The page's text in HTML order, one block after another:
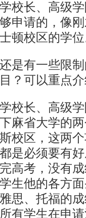
长、高级学
申请的，像
顿校区的学
有一些限制
？可以重点
长、高级学
麻省大学的
校区，这两
是必须要有
高考，没有
生他的各方
思、托福的
有学生在申